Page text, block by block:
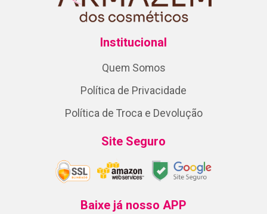
Institucional
Quem Somos
Política de Privacidade
Política de Troca e Devolução
Site Seguro
Baixe já nosso APP